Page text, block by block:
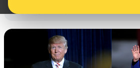
CONTROL DEL PODER